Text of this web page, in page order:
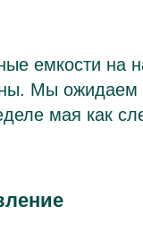
емкости на
Мы ожидаем
мая как